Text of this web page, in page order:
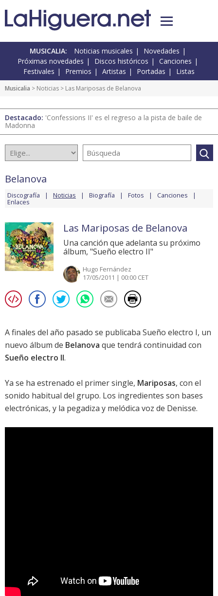
MUSICALIA: Noticias musicales
Novedades
Próximas novedades
Discos históricos
Canciones
Festivales
Premios Artistas Portadas Listas
Musicalia > Noticias > Las Mariposas de Belanova
Destacado: 'Confessions II' es el regreso a la pista de baile de
Madonna
Belanova
Discografía Noticias Biografía Fotos Canciones
Enlaces
Las Mariposas de Belanova
Una canción que adelanta su próximo
álbum, "Sueño electro II"
Hugo Fernández
17/05/2011 | 00:00 CET
A finales del año pasado se publicaba Sueño electro I, un
nuevo álbum de Belanova que tendrá continuidad con
Sueño electro II.
Ya se ha estrenado el primer single, Mariposas, con el
sonido habitual del grupo. Los ingredientes son bases
electrónicas, y la pegadiza y melódica voz de Denisse.